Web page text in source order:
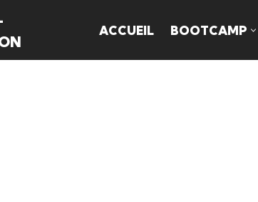
ACCUEIL BOOTCAMP